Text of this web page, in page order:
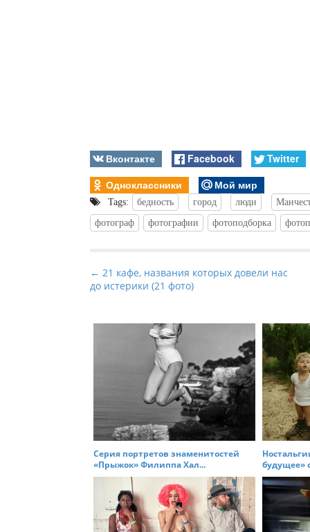
Вконтакте Facebook
Twitter
Одноклассники
Мой мир
Tags: бедность город люди
фотограф
фотографии фотоподборка
P
o
t
g
a
t
← 21 кафе, названия которых довели нас
до истерики (21 фото)
Серия портретов знаменитостей
«Прыжок» Филиппа Хал...
будущее»